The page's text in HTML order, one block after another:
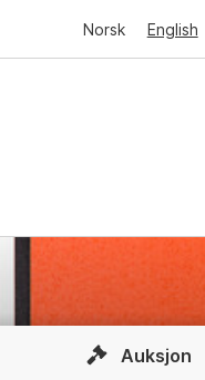
Norsk English
Auksjon